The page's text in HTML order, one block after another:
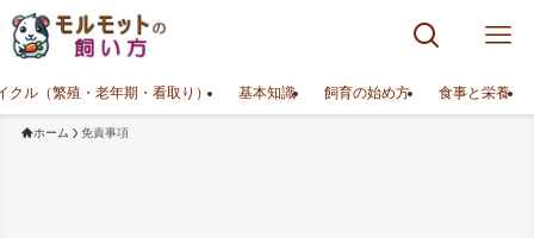
クル（繁殖・老年期・看取り） 基本知識 飼育の始め方 食事と栄養
ホーム 免責事項